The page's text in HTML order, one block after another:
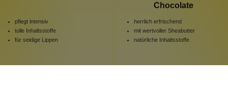
pflegt intensiv
tolle Inhaltsstoffe
für seidige Lippen
Chocolate
herrlich erfrischend
mit wertvoller Sheabutter
natürliche Inhaltsstoffe